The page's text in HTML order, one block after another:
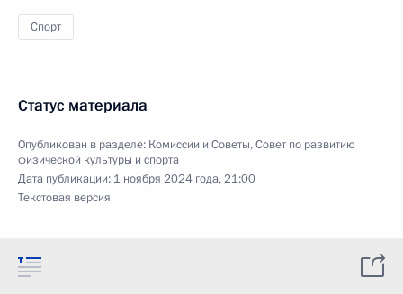
Спорт
Статус материала
Опубликован в разделе: Комиссии и Советы,Совет по развитию
физической культуры и спорта
Дата публикации: 1 ноября 2024 года, 21:00
Текстовая версия